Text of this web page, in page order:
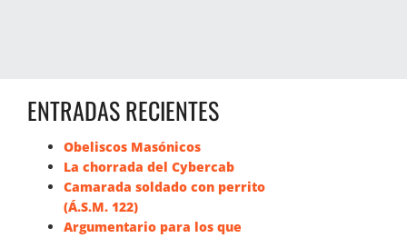
ENTRADAS RECIENTES
Obeliscos Masónicos
La chorrada del Cybercab
Camarada soldado con perrito
(Á.S.M. 122)
Argumentario para los que